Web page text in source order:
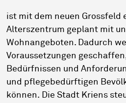
ist mit dem neuen Grossfeld
Alterszentrum geplant mit
Wohnangeboten. Dadurch
Voraussetzungen
Bedürfnissen und
und pflegebedürftigen
können. Die Stadt Kriens